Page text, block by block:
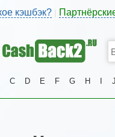
кэшбэк?
C D E F G H